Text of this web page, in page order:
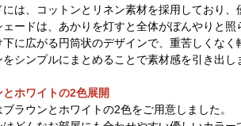
には、コットンとリネン素材を採用しており
ェードは、あかりを灯すと全体がぼんやりと
下に広がる円筒状のデザインで、重苦しくな
をシンプルにまとめることで素材感を引き出し
とホワイトの2色展開
ブラウンとホワイトの2色をご用意しました。